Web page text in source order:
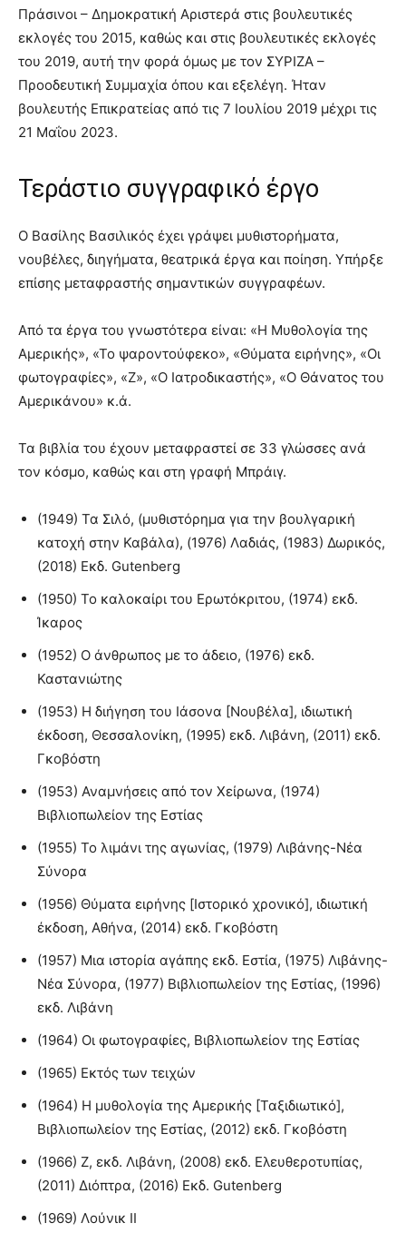
Πράσινοι – Δημοκρατική Αριστερά στις βουλευτικές
εκλογές του 2015, καθώς και στις βουλευτικές εκλογές
του 2019, αυτή την φορά όμως με τον ΣΥΡΙΖΑ –
Προοδευτική Συμμαχία όπου και εξελέγη. Ήταν
βουλευτής Επικρατείας από τις 7 Ιουλίου 2019 μέχρι τις
21 Μαΐου 2023.
Τεράστιο συγγραφικό έργο
Ο Βασίλης Βασιλικός έχει γράψει μυθιστορήματα,
νουβέλες, διηγήματα, θεατρικά έργα και ποίηση. Υπήρξε
επίσης μεταφραστής σημαντικών συγγραφέων.
Από τα έργα του γνωστότερα είναι: «Η Μυθολογία της
Αμερικής», «Το ψαροντούφεκο», «Θύματα ειρήνης», «Οι
φωτογραφίες», «Ζ», «Ο Ιατροδικαστής», «Ο Θάνατος του
Αμερικάνου» κ.ά.
Τα βιβλία του έχουν μεταφραστεί σε 33 γλώσσες ανά
τον κόσμο, καθώς και στη γραφή Μπράιγ.
(1949) Τα Σιλό, (μυθιστόρημα για την βουλγαρική
κατοχή στην Καβάλα), (1976) Λαδιάς, (1983) Δωρικός,
(2018) Εκδ. Gutenberg
(1950) Το καλοκαίρι του Ερωτόκριτου, (1974) εκδ.
Ίκαρος
(1952) Ο άνθρωπος με το άδειο, (1976) εκδ.
Καστανιώτης
(1953) Η διήγηση του Ιάσονα [Νουβέλα], ιδιωτική
έκδοση, Θεσσαλονίκη, (1995) εκδ. Λιβάνη, (2011) εκδ.
Γκοβόστη
(1953) Αναμνήσεις από τον Χείρωνα, (1974)
Βιβλιοπωλείον της Εστίας
(1955) Το λιμάνι της αγωνίας, (1979) Λιβάνης-Νέα
Σύνορα
(1956) Θύματα ειρήνης [Ιστορικό χρονικό], ιδιωτική
έκδοση, Αθήνα, (2014) εκδ. Γκοβόστη
(1957) Μια ιστορία αγάπης εκδ. Εστία, (1975) Λιβάνης-
Νέα Σύνορα, (1977) Βιβλιοπωλείον της Εστίας, (1996)
εκδ. Λιβάνη
(1964) Οι φωτογραφίες, Βιβλιοπωλείον της Εστίας
(1965) Εκτός των τειχών
(1964) Η μυθολογία της Αμερικής [Ταξιδιωτικό],
Βιβλιοπωλείον της Εστίας, (2012) εκδ. Γκοβόστη
(1966) Ζ, εκδ. Λιβάνη, (2008) εκδ. Ελευθεροτυπίας,
(2011) Διόπτρα, (2016) Εκδ. Gutenberg
(1969) Λούνικ II